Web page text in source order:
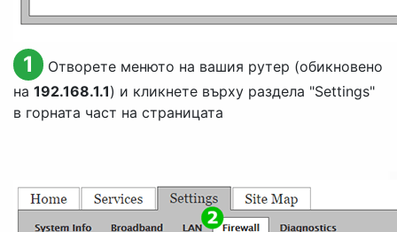
1
Отворете менюто на вашия рутер (обикновено
на 192.168.1.1) и кликнете върху раздела "Settings"
в горната част на страницата